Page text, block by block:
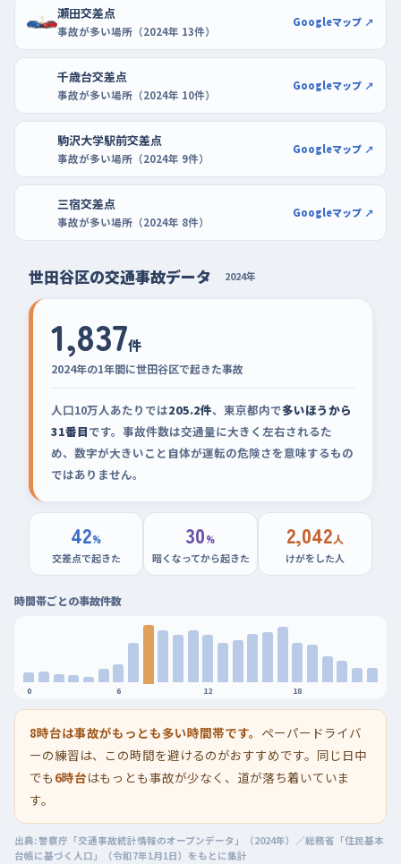
瀬田交差点
事故が多い場所（2024年 13件）
Googleマップ ↗
千歳台交差点
事故が多い場所（2024年 10件）
Googleマップ ↗
駒沢大学駅前交差点
事故が多い場所（2024年 9件）
Googleマップ ↗
三宿交差点
事故が多い場所（2024年 8件）
Googleマップ ↗
世田谷区の交通事故データ 2024年
1,837件
2024年の1年間に世田谷区で起きた事故
人口10万人あたりでは205.2件、東京都内で多いほうから
31番目です。事故件数は交通量に大きく左右されるた
め、数字が大きいこと自体が運転の危険さを意味するもの
ではありません。
42%
交差点で起きた
30%
暗くなってから起きた
2,042人
けがをした人
時間帯ごとの事故件数
0 6 12 18
8時台は事故がもっとも多い時間帯です。 ペーパードライバ
ーの練習は、この時間を避けるのがおすすめです。同じ日中
でも 6時台はもっとも事故が少なく、道が落ち着いていま
す。
出典: 警察庁「交通事故統計情報のオープンデータ」（2024年）／総務省「住民基本
台帳に基づく人口」（令和7年1月1日）をもとに集計